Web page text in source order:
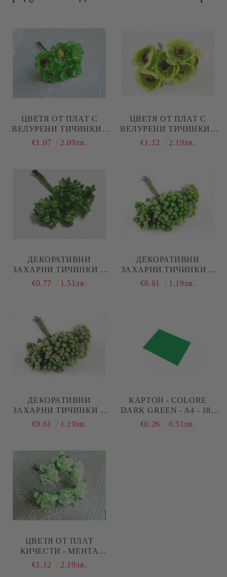
ЦВЕТЯ ОТ ПЛАТ С
ВЕЛУРЕНИ ТИЧИНКИ -
ЗЕЛЕНО - 6 БР.
€1.07 2.09лв.
ЦВЕТЯ ОТ ПЛАТ С
ВЕЛУРЕНИ ТИЧИНКИ -
СВЕТЛО ЗЕЛЕНО - 6 БР.
€1.12 2.19лв.
ДЕКОРАТИВНИ
ЗАХАРНИ ТИЧИНКИ С
ТОПЧЕ БРОКАТ -
€0.77 1.51лв.
ДЕКОРАТИВНИ
ЗАХАРНИ ТИЧИНКИ В
ЗЕЛЕНО
€0.61 1.19лв.
ДЕКОРАТИВНИ
ЗАХАРНИ ТИЧИНКИ В
ТЪМНО ЗЕЛЕНО
€0.61 1.19лв.
КАРТОН - COLORE
DARK GREEN - A4 - 185
G/M²
€0.26 0.51лв.
ЦВЕТЯ ОТ ПЛАТ
КИЧЕСТИ - МЕНТА
ЗЕЛЕНО - 6 БР
€1.12 2.19лв.